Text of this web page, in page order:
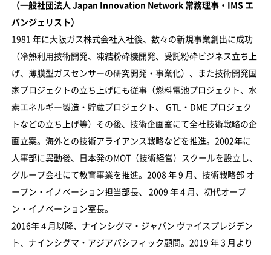
（一般社団法人 Japan Innovation Network 常務理事・IMS エ
バンジェリスト）
1981 年に大阪ガス株式会社入社後、数々の新規事業創出に成功
（冷熱利用技術開発、凍結粉砕機開発、受託粉砕ビジネス立ち上
げ、薄膜型ガスセンサーの研究開発・事業化）、また技術開発国
家プロジェクトの立ち上げにも従事（燃料電池プロジェクト、水
素エネルギー製造・貯蔵プロジェクト、 GTL・DME プロジェク
トなどの立ち上げ等）その後、技術企画室にて全社技術戦略の企
画立案。海外との技術アライアンス戦略などを推進。2002年に
人事部に異動後、日本発のMOT（技術経営）スクールを設立し、
グループ会社にて教育事業を推進。2008 年 9 月、技術戦略部 オ
ープン・イノベーション担当部長、 2009 年 4 月、初代オープ
ン・イノベーション室長。
2016年４月以降、ナインシグマ・ジャパン ヴァイスプレジデン
ト、ナインシグマ・アジアパシフィック顧問。2019 年 3 月より